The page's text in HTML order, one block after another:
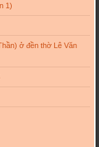
1)
ở đền thờ Lê Văn